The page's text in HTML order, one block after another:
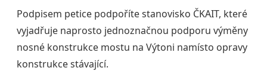
Podpisem petice podpoříte stanovisko ČKAIT, které
vyjadřuje naprosto jednoznačnou podporu výměny
nosné konstrukce mostu na Výtoni namísto opravy
konstrukce stávající.